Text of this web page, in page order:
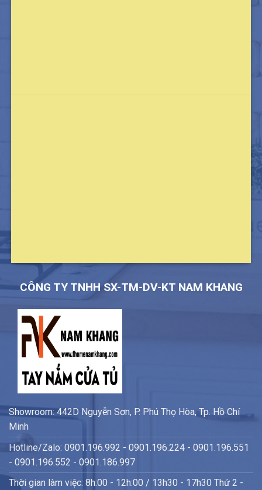
CÔNG TY TNHH SX-TM-DV-KT NAM KHANG
Showroom: 442D Nguyễn Sơn, P. Phú Thọ Hòa, Tp. Hồ Chí
Minh
Hotline/Zalo: 0901.196.992 - 0901.196.224 - 0901.196.551
- 0901.196.552 - 0901.186.997
Thời gian làm việc: 8h:00 - 12h:00 / 13h30 - 17h30 Thứ 2 -